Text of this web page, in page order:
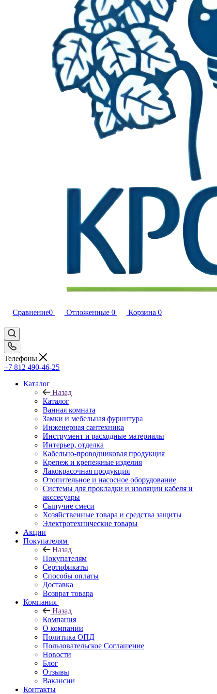
Сравнение0 Отложенные 0 Корзина 0
Телефоны
+7 812 490-46-25
Каталог
Назад
Каталог
Ванная комната
Замки и мебельная фурнитура
Инженерная сантехника
Инструмент и расходные материалы
Интерьер, отделка
Кабельно-проводниковая продукция
Крепеж и крепежные изделия
Лакокрасочная продукция
Отопительное и насосное оборудование
Системы для прокладки и изоляции кабеля и
акссесуары
Сыпучие смеси
Хозяйственные товара и средства защиты
Электротехнические товары
Акции
Покупателям
Назад
Покупателям
Сертификаты
Способы оплаты
Доставка
Возврат товара
Компания
Назад
Компания
О компании
Политика ОПД
Пользовательское Соглашение
Новости
Блог
Отзывы
Вакансии
Контакты